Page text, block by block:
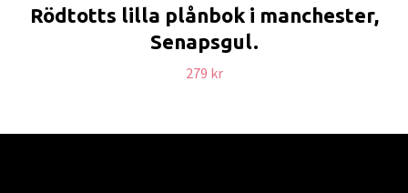
Rödtotts lilla plånbok i manchester,
Senapsgul.
279 kr